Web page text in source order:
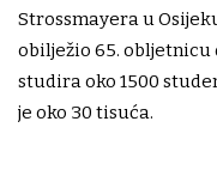
Strossmayera u
obilježio 65. obljetnicu
studira oko 1500
je oko 30 tisuća.